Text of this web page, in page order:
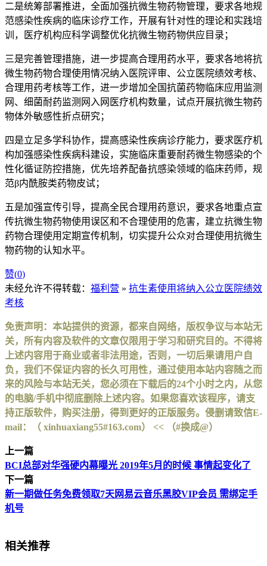
二是统筹部署推进，全面加强抗微生物药物管理，要求各地规
范感染性疾病的临床诊疗工作，开展有针对性的理论和实践培
训，医疗机构应科学调整优化抗微生物药物供应目录；
三是完善管理措施，进一步提高合理用药水平，要求各地将抗
微生物药物合理使用情况纳入医院评审、公立医院绩效考核、
合理用药考核等工作，进一步增加全国抗菌药物临床应用监测
网、细菌耐药监测网入网医疗机构数量，试点开展抗微生物药
物体外敏感性折点研究；
四是立足多学科协作，提高感染性疾病诊疗能力，要求医疗机
构加强感染性疾病科建设，实施临床重要耐药微生物感染的个
性化循证防控措施，优先培养配备抗感染领域的临床药师，规
范β内酰胺类药物皮试；
五是加强宣传引导，提高全民合理用药意识，要求各地重点宣
传抗微生物药物使用误区和不合理使用的危害，建立抗微生物
药物合理使用定期宣传机制，切实提升公众对合理使用抗微生
物药物的认知水平。
赞(0)
未经允许不得转载： 福利营 » 抗生素使用将纳入公立医院绩效
考核
免责声明：本站提供的资源，都来自网络，版权争议与本站无
关，所有内容及软件的文章仅限用于学习和研究目的。不得将
上述内容用于商业或者非法用途，否则，一切后果请用户自
负，我们不保证内容的长久可用性，通过使用本站内容随之而
来的风险与本站无关，您必须在下载后的24个小时之内，从您
的电脑/手机中彻底删除上述内容。如果您喜欢该程序，请支
持正版软件，购买注册，得到更好的正版服务。侵删请致信E-
mail：（ xinhuaxiang55#163.com） << （#换成@）
上一篇
BCI总部对华强硬内幕曝光 2019年5月的时候 事情起变化了
下一篇
新一期做任务免费领取7天网易云音乐黑胶VIP会员 需绑定手
机号
相关推荐